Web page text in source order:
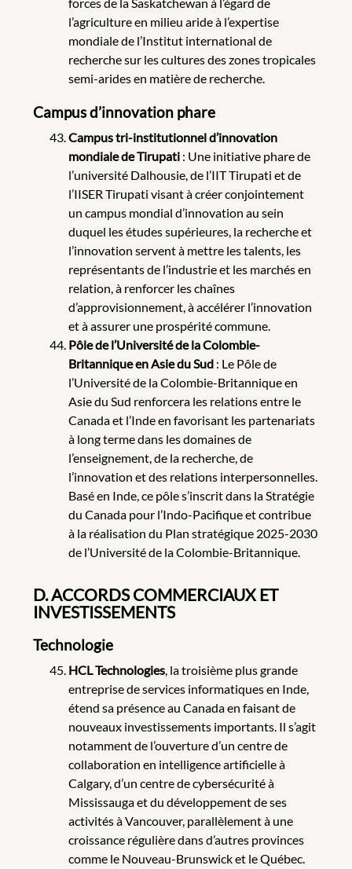
l’agriculture en milieu aride à l’expertise
mondiale de l’Institut international de
recherche sur les cultures des zones tropicales
semi-arides en matière de recherche.
Campus d’innovation phare
Campus tri-institutionnel d’innovation
mondiale de Tirupati: Une initiative phare de
l’université Dalhousie, de l’IIT Tirupati et de
l’IISER Tirupati visant à créer conjointement
un campus mondial d’innovation au sein
duquel les études supérieures, la recherche et
l’innovation servent à mettre les talents, les
représentants de l’industrie et les marchés en
relation, à renforcer les chaînes
d’approvisionnement, à accélérer l’innovation
et à assurer une prospérité commune.
Pôle de l’Université de la Colombie-
Britannique en Asie du Sud: Le Pôle de
l’Université de la Colombie-Britannique en
Asie du Sud renforcera les relations entre le
Canada et l’Inde en favorisant les partenariats
à long terme dans les domaines de
l’enseignement, de la recherche, de
l’innovation et des relations interpersonnelles.
Basé en Inde, ce pôle s’inscrit dans la Stratégie
du Canada pour l’Indo-Pacifique et contribue
à la réalisation du Plan stratégique 2025-2030
de l’Université de la Colombie-Britannique.
D. ACCORDS COMMERCIAUX ET
INVESTISSEMENTS
Technologie
HCL Technologies, la troisième plus grande
entreprise de services informatiques en Inde,
étend sa présence au Canada en faisant de
nouveaux investissements importants. Il s’agit
notamment de l’ouverture d’un centre de
collaboration en intelligence artificielle à
Calgary, d’un centre de cybersécurité à
Mississauga et du développement de ses
activités à Vancouver, parallèlement à une
croissance régulière dans d’autres provinces
comme le Nouveau-Brunswick et le Québec.